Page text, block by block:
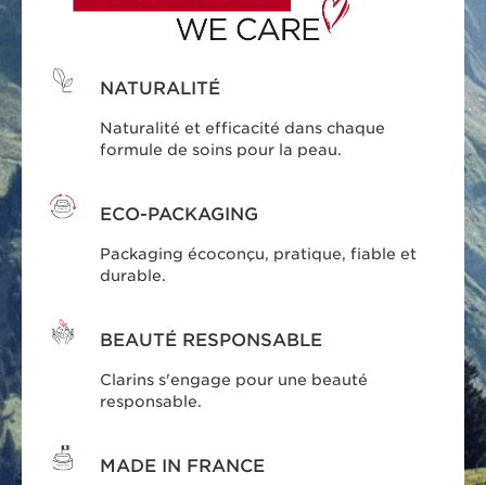
NATURALITÉ
Naturalité et efficacité dans chaque
formule de soins pour la peau.
ECO-PACKAGING
Packaging écoconçu, pratique, fiable et
durable.
BEAUTÉ RESPONSABLE
Clarins s'engage pour une beauté
responsable.
MADE IN FRANCE